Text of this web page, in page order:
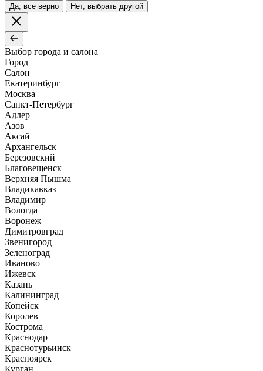
Да, все верно Нет, выбрать другой
Выбор города и салона
Город
Салон
Екатеринбург
Москва
Санкт-Петербург
Адлер
Азов
Аксай
Архангельск
Березовский
Благовещенск
Верхняя Пышма
Владикавказ
Владимир
Вологда
Воронеж
Димитровград
Звенигород
Зеленоград
Иваново
Ижевск
Казань
Калининград
Копейск
Королев
Кострома
Краснодар
Краснотурьинск
Красноярск
Курган